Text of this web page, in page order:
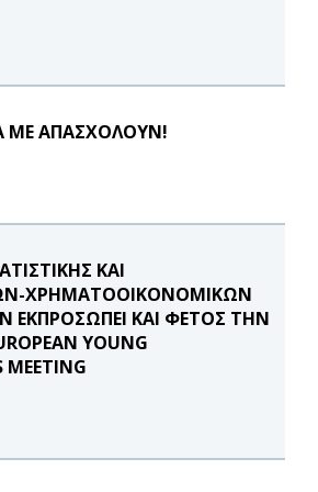
ΜΕ ΑΠΑΣΧΟΛΟΥΝ!
ΚΑΙ
ΧΡΗΜΑΤΟΟΙΚΟΝΟΜΙΚΩΝ
ΚΑΙ ΦΕΤΟΣ ΤΗΝ
YOUNG
MEETING